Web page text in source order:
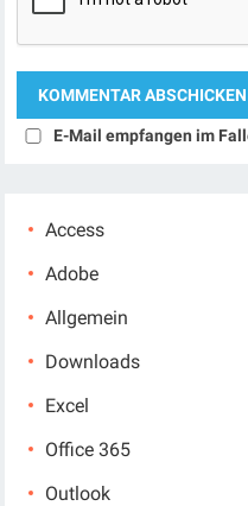
E-Mail empfangen im
Access
Adobe
Allgemein
Downloads
Excel
Office 365
Outlook